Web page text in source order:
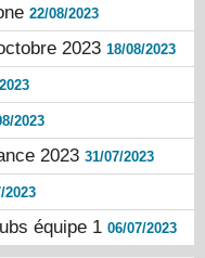
22/08/2023
2023 18/08/2023
2023
2023 31/07/2023
2023
équipe 1 06/07/2023